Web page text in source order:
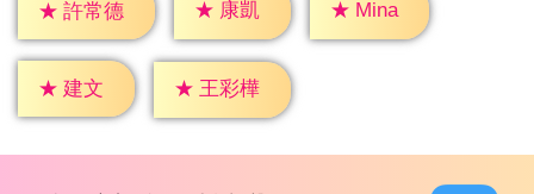
★ 許常德 ★ 康凱 ★ Mina
★ 建文 ★ 王彩樺